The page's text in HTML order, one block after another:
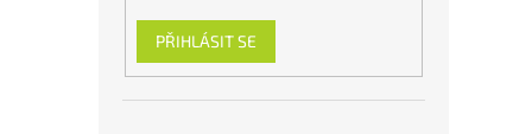
PŘIHLÁSIT SE